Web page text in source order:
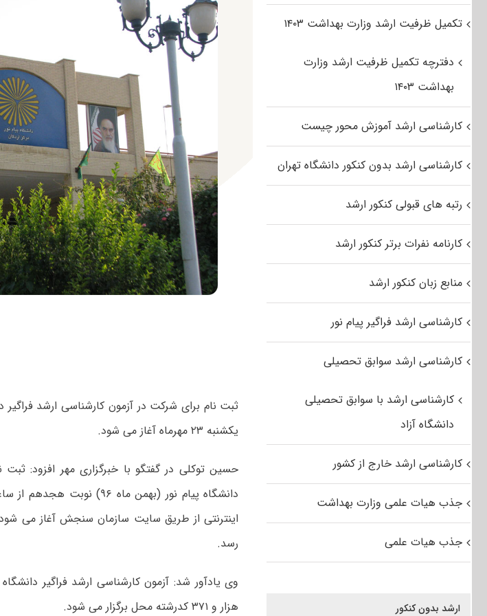
یکشنبه ۲۳ مهرماه آغاز می شود.
حسین توکلی در گفتگو با خبرگزاری مهر افزود:
رسد.
هزار و ۳۷۱ کدرشته محل برگزار می شود.
تکمیل ظرفیت ارشد وزارت بهداشت ۱۴۰۳
دفترچه تکمیل ظرفیت ارشد وزارت
بهداشت ۱۴۰۳
کارشناسی ارشد آموزش محور چیست
کارشناسی ارشد بدون کنکور دانشگاه تهران
رتبه های قبولی کنکور ارشد
کارنامه نفرات برتر کنکور ارشد
منابع زبان کنکور ارشد
کارشناسی ارشد فراگیر پیام نور
کارشناسی ارشد سوابق تحصیلی
کارشناسی ارشد با سوابق تحصیلی
دانشگاه آزاد
کارشناسی ارشد خارج از کشور
جذب هیات علمی وزارت بهداشت
جذب هیات علمی
ارشد بدون کنکور